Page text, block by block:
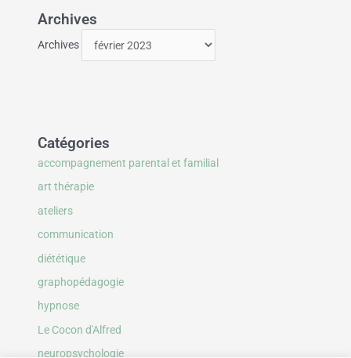
Archives
Archives
Catégories
accompagnement parental et familial
art thérapie
ateliers
communication
diététique
graphopédagogie
hypnose
Le Cocon d'Alfred
neuropsychologie